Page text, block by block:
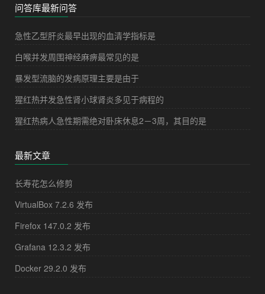
问答库最新问答
急性乙型肝炎最早出现的血清学指标是
白喉并发周围神经麻痹最常见的是
暴发型流脑的发病原理主要是由于
猩红热并发急性肾小球肾炎多见于病程的
猩红热病人急性期需绝对卧床休息2－3周，其目的是
最新文章
长寿花怎么修剪
VirtualBox 7.2.6 发布
Firefox 147.0.2 发布
Grafana 12.3.2 发布
Docker 29.2.0 发布